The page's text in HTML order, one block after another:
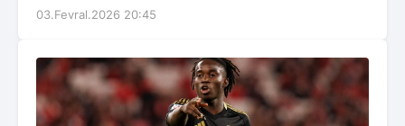
03.Fevral.2026 20:45